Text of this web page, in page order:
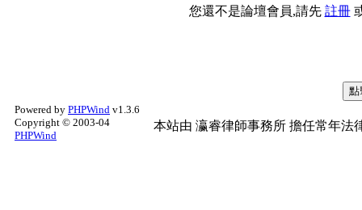
您還不是論壇會員,請先 註冊
Powered by PHPWind v1.3.6
Copyright © 2003-04
PHPWind
本站由 瀛睿律師事務所 擔任常年法